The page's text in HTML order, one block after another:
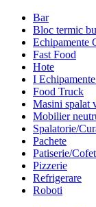
Bar
Bloc termic
Fast Food
Hote
I
Food Truck
Masini spalat
Mobilier
Spalatorie/
Pachete
Patiserie/
Pizzerie
Refrigerare
Roboti